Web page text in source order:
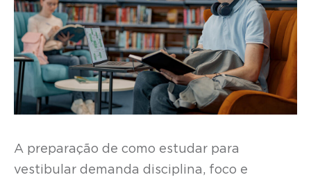
A preparação de como estudar para
vestibular demanda disciplina, foco e